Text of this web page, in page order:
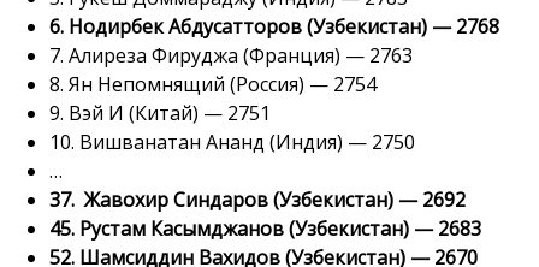
6. Нодирбек Абдусатторов (Узбекистан) — 2768
7. Алиреза Фируджа (Франция) — 2763
8. Ян Непомнящий (Россия) — 2754
9. Вэй И (Китай) — 2751
10. Вишванатан Ананд (Индия) — 2750
…
37. Жавохир Синдаров (Узбекистан) — 2692
45. Рустам Касымджанов (Узбекистан) — 2683
52. Шамсиддин Вахидов (Узбекистан) — 2670